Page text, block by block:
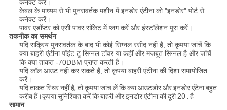
कनेक्ट करें।
केबल के माध्यम से भी पुनरावर्तक मशीन में इनडोर एंटीना को "इनडोर" पोर्ट से
कनेक्ट करें।
पावर एडॉप्टर को एसी पावर सॉकेट में प्लग करें और इंस्टॉलेशन पूरा करें।
तकनीक का समर्थन
यदि सक्रिय पुनरावर्तक के बाद भी कोई सिग्नल रसीद नहीं है, तो कृपया जांचें कि
क्या बाहरी एंटीना पॉइंट टू सिग्नल टॉवर या कहीं और मजबूत सिग्नल है और जांचें
कि क्या ताकत -70DBM प्राप्त करती है।
यदि कॉल आउट नहीं कर सकते हैं, तो कृपया बाहरी एंटीना की दिशा समायोजित
करें।
यदि ताकत स्थिर नहीं है, तो कृपया जांच लें कि क्या आउटडोर और इनडोर एंटेना बहुत
करीब हैं।कृपया सुनिश्चित करें कि बाहरी और इनडोर एंटीना की दूरी 20 . है
सामान